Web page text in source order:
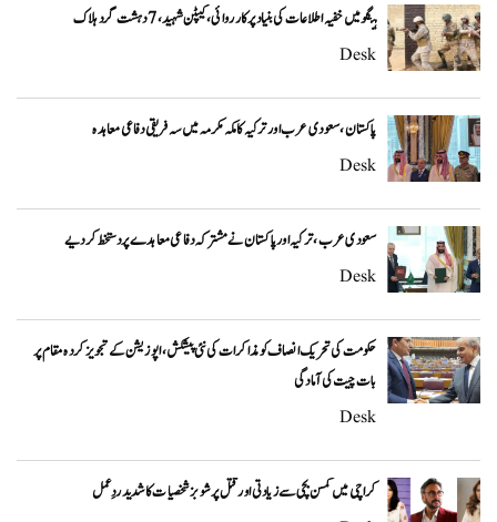
ہنگو میں خفیہ اطلاعات کی بنیاد پر کارروائی، کیپٹن شہید، 7 دہشت گرد ہلاک
Desk
پاکستان، سعودی عرب اور ترکیہ کا مکہ مکرمہ میں سہ فریقی دفاعی معاہدہ
Desk
سعودی عرب، ترکیہ اور پاکستان نے مشترکہ دفاعی معاہدے پر دستخط کر دیے
Desk
حکومت کی تحریک انصاف کو مذاکرات کی نئی پیشکش، اپوزیشن کے تجویز کردہ مقام پر
بات چیت کی آمادگی
Desk
کراچی میں کمسن بچی سے زیادتی اور قتل پر شوبز شخصیات کا شدید ردِعمل